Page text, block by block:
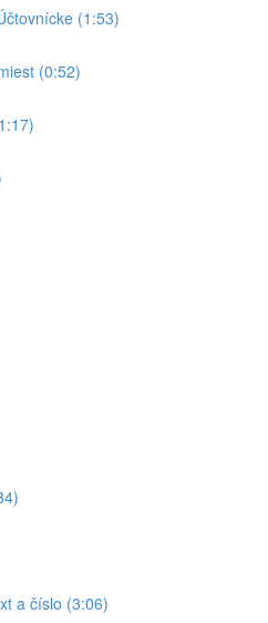
(1:53)
(0:52)
a číslo (3:06)